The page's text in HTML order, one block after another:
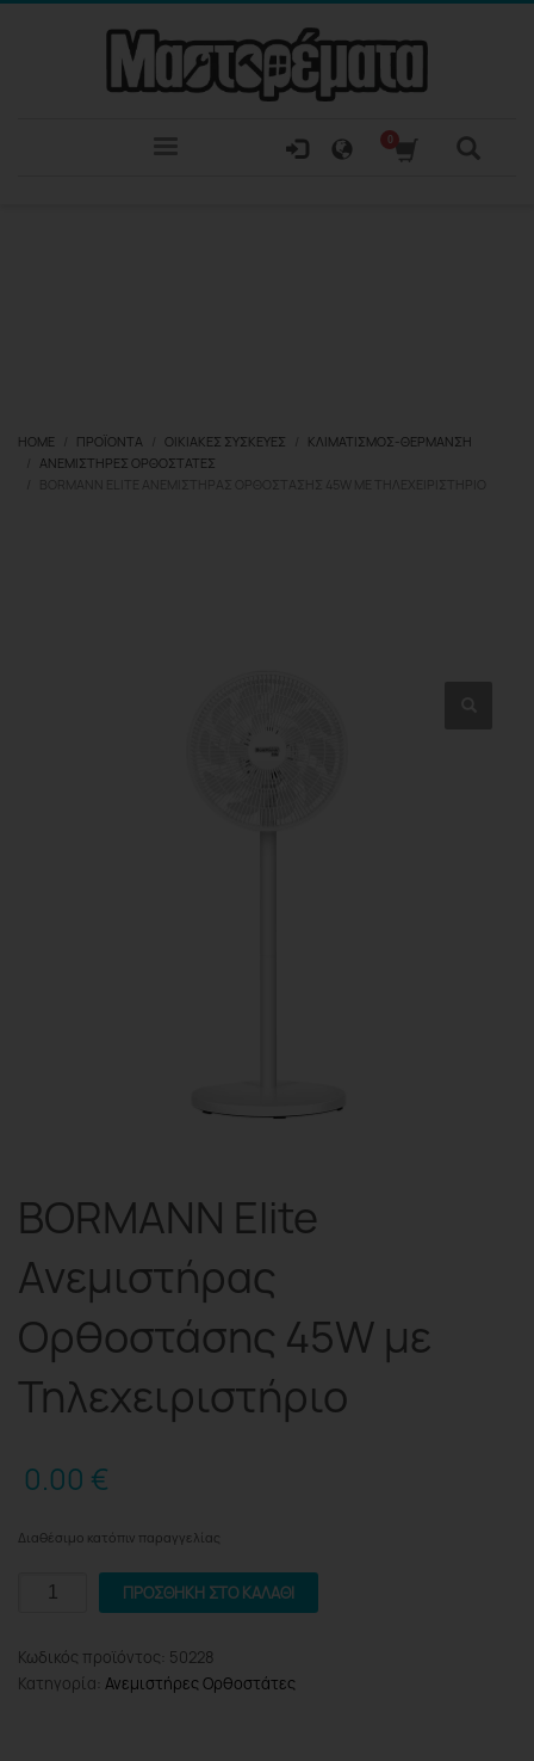
HOME ΠΡΟΪΌΝΤΑ ΟΙΚΙΑΚΈΣ ΣΥΣΚΕΥΈΣ
ΚΛΙΜΑΤΙΣΜΌΣ-ΘΈΡΜΑΝΣΗ
ΑΝΕΜΙΣΤΉΡΕΣ ΟΡΘΟΣΤΆΤΕΣ
BORMANN ELITE ΑΝΕΜΙΣΤΉΡΑΣ ΟΡΘΟΣΤΆΣΗΣ 45W ΜΕ ΤΗΛΕΧΕΙΡΙΣΤΉΡΙΟ
BORMANN Elite
Ανεμιστήρας
Ορθοστάσης 45W με
Τηλεχειριστήριο
0.00 €
Διαθέσιμο κατόπιν παραγγελίας
BORMANN
Ορθοστάσης
45W
ΠΡΟΣΘΉΚΗ ΣΤΟ ΚΑΛΆΘΙ
Κωδικός προϊόντος: 50228
Κατηγορία: Ανεμιστήρες Ορθοστάτες